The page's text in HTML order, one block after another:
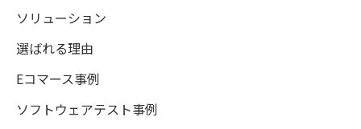
ソリューション
選ばれる理由
Eコマース事例
ソフトウェアテスト事例